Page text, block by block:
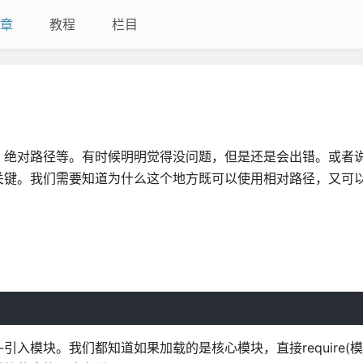
教程 栏目
对路径等。有时候明明觉得没问题，但是还是会出错。或者
。我们需要知道为什么这个地方既可以使用相对路径，又可
入模块。我们都知道如果加载的是核心模块，直接require(